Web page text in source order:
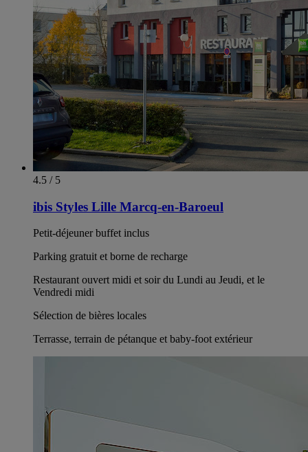
4.5 / 5
ibis Styles Lille Marcq-en-Baroeul
Petit-déjeuner buffet inclus
Parking gratuit et borne de recharge
Restaurant ouvert midi et soir du Lundi au Jeudi, et le
Vendredi midi
Sélection de bières locales
Terrasse, terrain de pétanque et baby-foot extérieur